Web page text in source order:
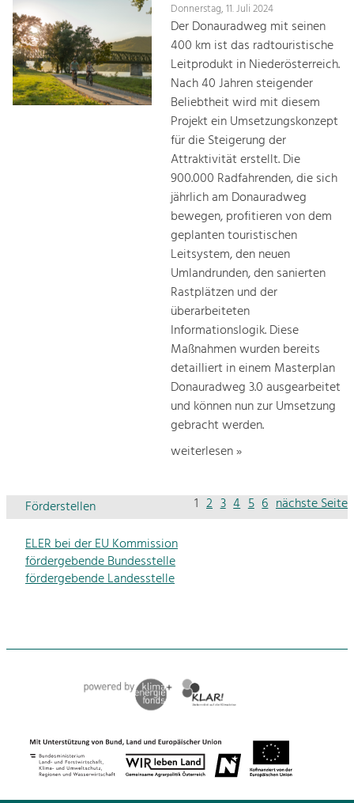
Donnerstag, 11. Juli 2024
Der Donauradweg mit seinen
400 km ist das radtouristische
Leitprodukt in Niederösterreich.
Nach 40 Jahren steigender
Beliebtheit wird mit diesem
Projekt ein Umsetzungskonzept
für die Steigerung der
Attraktivität erstellt. Die
900.000 Radfahrenden, die sich
jährlich am Donauradweg
bewegen, profitieren von dem
geplanten touristischen
Leitsystem, den neuen
Umlandrunden, den sanierten
Rastplätzen und der
überarbeiteten
Informationslogik. Diese
Maßnahmen wurden bereits
detailliert in einem Masterplan
Donauradweg 3.0 ausgearbeitet
und können nun zur Umsetzung
gebracht werden.
weiterlesen »
1 2 3 4 5 6 nächste Seite
Förderstellen
ELER bei der EU Kommission
fördergebende Bundesstelle
fördergebende Landesstelle